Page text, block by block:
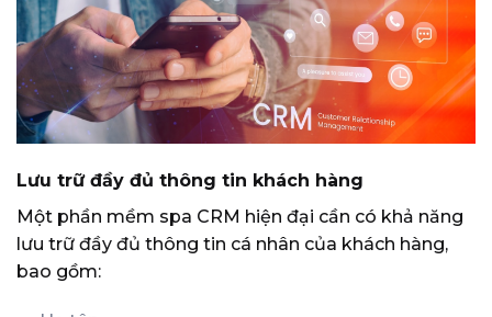
Lưu trữ đầy đủ thông tin khách hàng
Một phần mềm spa CRM hiện đại cần có khả năng
lưu trữ đầy đủ thông tin cá nhân của khách hàng,
bao gồm: